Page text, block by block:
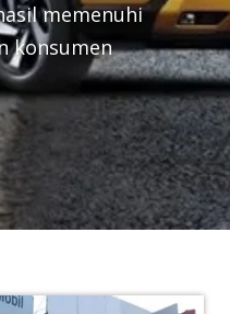
memenuhi
konsumen